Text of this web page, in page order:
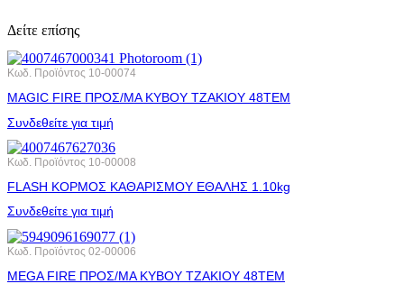
Δείτε επίσης
Κωδ. Προϊόντος 10-00074
MAGIC FIRE ΠΡΟΣ/ΜΑ ΚΥΒΟΥ ΤΖΑΚΙΟΥ 48ΤΕΜ
Συνδεθείτε για τιμή
Κωδ. Προϊόντος 10-00008
FLASH ΚΟΡΜΟΣ ΚΑΘΑΡΙΣΜΟΥ ΕΘΑΛΗΣ 1.10kg
Συνδεθείτε για τιμή
Κωδ. Προϊόντος 02-00006
MEGA FIRE ΠΡΟΣ/ΜΑ ΚΥΒΟΥ ΤΖΑΚΙΟΥ 48ΤΕΜ